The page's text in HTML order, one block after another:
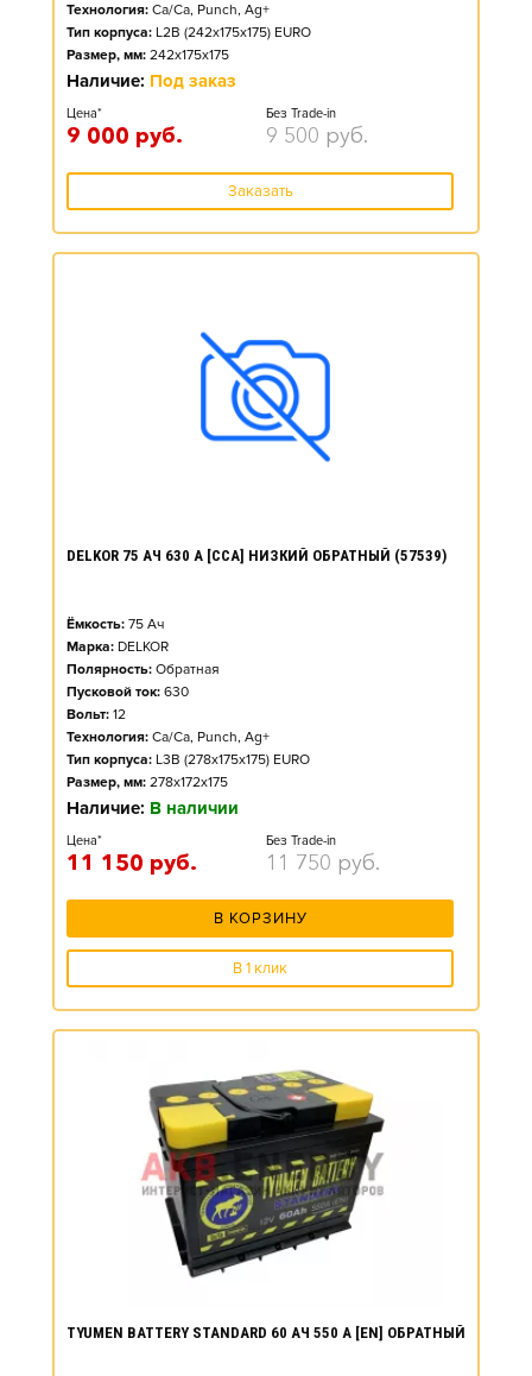
Технология: Ca/Ca, Punch, Ag+
Тип корпуса: L2B (242x175x175) EURO
Размер, мм: 242x175x175
Наличие: Под заказ
Цена*
9 000 руб.
Без Trade-in
9 500 руб.
Заказать
DELKOR 75 АЧ 630 А [CCA] НИЗКИЙ ОБРАТНЫЙ (57539)
Ёмкость: 75 Ач
Марка: DELKOR
Полярность: Обратная
Пусковой ток: 630
Вольт: 12
Технология: Ca/Ca, Punch, Ag+
Тип корпуса: L3B (278x175x175) EURO
Размер, мм: 278x172x175
Наличие: В наличии
Цена*
11 150 руб.
Без Trade-in
11 750 руб.
В КОРЗИНУ
В 1 клик
TYUMEN BATTERY STANDARD 60 АЧ 550 А [EN] ОБРАТНЫЙ